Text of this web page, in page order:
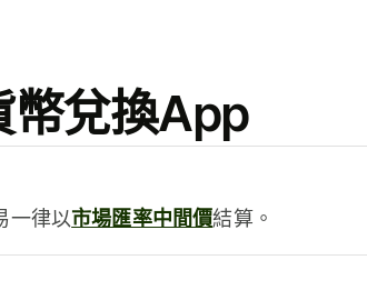
幣兌換App
一律以市場匯率中間價結算。